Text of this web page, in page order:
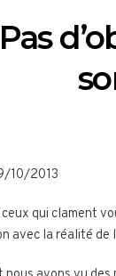
Pas
10/2013
ceux qui clament
avec la réalité de